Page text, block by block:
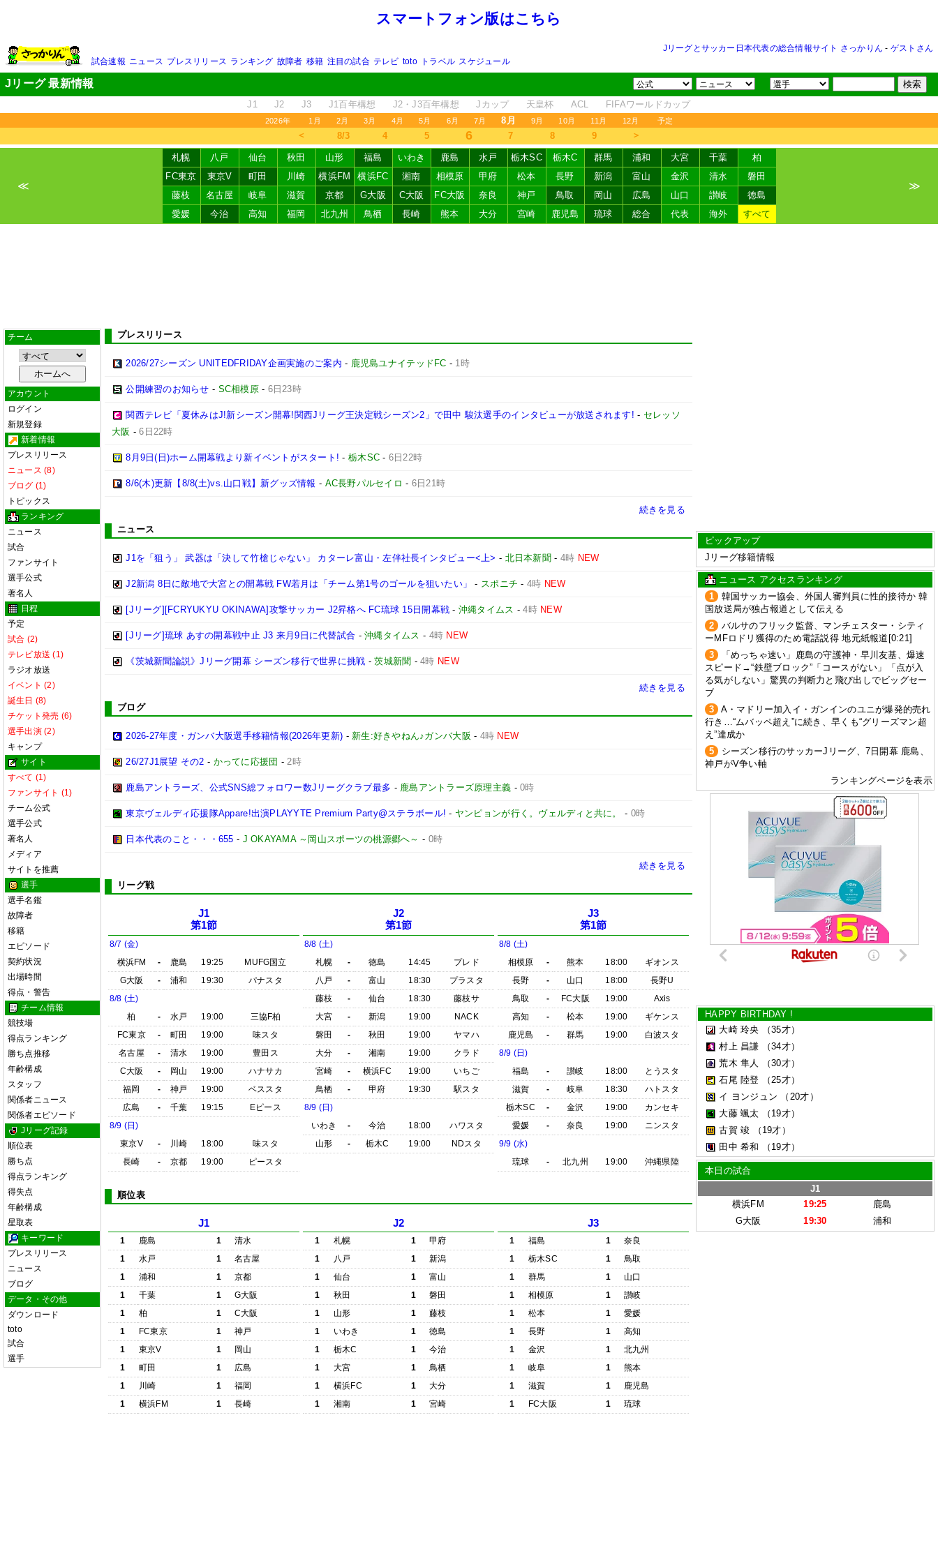
スマートフォン版はこちら
Jリーグとサッカー日本代表の総合情報サイト さっかりん - ゲストさん
試合速報 ニュース プレスリリース ランキング 故障者 移籍 注目の試合 テレビ toto トラベル スケジュール
Jリーグ 最新情報
J1 J2 J3 J1百年構想 J2・J3百年構想 Jカップ 天皇杯 ACL FIFAワールドカップ
2026年 1月 2月 3月 4月 5月 6月 7月 8月 9月 10月 11月 12月 予定
＜ 8/3 4 5 6 7 8 9 ＞
≪
札幌 八戸 仙台 秋田 山形 福島 いわき 鹿島 水戸 栃木SC 栃木C 群馬 浦和 大宮 千葉
柏
FC東京
東京V 町田 川崎 横浜FM 横浜FC 湘南 相模原 甲府 松本 長野 新潟 富山 金沢 清水
磐田
藤枝
名古屋 岐阜 滋賀 京都 G大阪 C大阪 FC大阪 奈良 神戸 鳥取 岡山 広島 山口 讃岐
徳島
愛媛
今治 高知 福岡 北九州 鳥栖 長崎 熊本 大分 宮崎 鹿児島 琉球 総合 代表 海外 すべて
≫
チーム
アカウント
ログイン
新規登録
新着情報
プレスリリース
ニュース (8)
ブログ (1)
トピックス
ランキング
ニュース
試合
ファンサイト
選手公式
著名人
日程
予定
試合 (2)
テレビ放送 (1)
ラジオ放送
イベント (2)
誕生日 (8)
チケット発売 (6)
選手出演 (2)
キャンプ
サイト
すべて (1)
ファンサイト (1)
チーム公式
選手公式
著名人
メディア
サイトを推薦
選手
選手名鑑
故障者
移籍
エピソード
契約状況
出場時間
得点・警告
チーム情報
競技場
得点ランキング
勝ち点推移
年齢構成
スタッフ
関係者ニュース
関係者エピソード
Jリーグ記録
順位表
勝ち点
得点ランキング
得失点
年齢構成
星取表
キーワード
プレスリリース
ニュース
ブログ
データ・その他
ダウンロード
toto
試合
選手
プレスリリース
2026/27シーズン UNITEDFRIDAY企画実施のご案内 - 鹿児島ユナイテッドFC - 1時
公開練習のお知らせ - SC相模原- 6日23時
関西テレビ「夏休みはJ!新シーズン開幕!関西Jリーグ王決定戦シーズン2」で田中 駿汰選手のインタビューが放送されます! - セレッソ
大阪 -6日22時
8月9日(日)ホーム開幕戦より新イベントがスタート! -栃木SC - 6日22時
8/6(木)更新【8/8(土)vs.山口戦】新グッズ情報 - AC長野パルセイロ - 6日21時
続きを見る
ニュース
J1を「狙う」 武器は「決して竹槍じゃない」 カターレ富山・左伴社長インタビュー<上> - 北日本新聞 - 4時 NEW
J2新潟 8日に敵地で大宮との開幕戦 FW若月は「チーム第1号のゴールを狙いたい」 - スポニチ - 4時 NEW
[Jリーグ][FCRYUKYU OKINAWA]攻撃サッカー J2昇格へ FC琉球 15日開幕戦- 沖縄タイムス -4時 NEW
[Jリーグ]琉球 あすの開幕戦中止 J3 来月9日に代替試合 -沖縄タイムス - 4時 NEW
《茨城新聞論説》Jリーグ開幕 シーズン移行で世界に挑戦 -茨城新聞 -4時 NEW
続きを見る
ブログ
2026-27年度・ガンバ大阪選手移籍情報(2026年更新) - 新生:好きやねん♪ガンバ大阪 - 4時 NEW
26/27J1展望 その2 - かってに応援団 -2時
鹿島アントラーズ、公式SNS総フォロワー数Jリーグクラブ最多 - 鹿島アントラーズ原理主義 -0時
東京ヴェルディ応援隊Appare!出演PLAYYTE Premium Party@ステラボール! - ヤンピョンが行く。ヴェルディと共に。 - 0時
日本代表のこと・・・655 - J OKAYAMA ～岡山スポーツの桃源郷へ～ - 0時
続きを見る
リーグ戦
J1
第1節
8/7 (金)
横浜FM
- 鹿島 19:25
MUFG国立
G大阪
- 浦和 19:30
パナスタ
8/8 (土)
柏
- 水戸 19:00
三協F柏
FC東京
- 町田 19:00
味スタ
名古屋
- 清水 19:00
豊田ス
C大阪
- 岡山 19:00
ハナサカ
福岡
- 神戸 19:00
ベススタ
広島
- 千葉 19:15
Eピース
8/9 (日)
東京V
- 川崎 18:00
味スタ
長崎
- 京都 19:00 ピースタ
J2
第1節
8/8 (土)
札幌
- 徳島 14:45
プレド
八戸
- 富山 18:30
プラスタ
藤枝
- 仙台 18:30
藤枝サ
大宮
- 新潟 19:00
NACK
磐田
- 秋田 19:00
ヤマハ
大分
- 湘南 19:00
クラド
宮崎
- 横浜FC 19:00
いちご
鳥栖
- 甲府 19:30
駅スタ
8/9 (日)
いわき
- 今治 18:00
ハワスタ
山形
- 栃木C 19:00 NDスタ
J3
第1節
8/8 (土)
相模原
- 熊本 18:00
ギオンス
長野
- 山口 18:00
長野U
鳥取
- FC大阪 19:00
Axis
高知
- 松本 19:00
ギケンス
鹿児島
- 群馬 19:00
白波スタ
8/9 (日)
福島
- 讃岐 18:00
とうスタ
滋賀
- 岐阜 18:30
ハトスタ
栃木SC
- 金沢 19:00
カンセキ
愛媛
- 奈良 19:00
ニンスタ
9/9 (水)
琉球
- 北九州 19:00 沖縄県陸
順位表
J1
1 鹿島 1
清水
1
水戸 1
名古屋
1
浦和 1
京都
1
千葉 1
G大阪
1
柏 1
C大阪
1
FC東京 1
神戸
1
東京V 1
岡山
1
町田 1
広島
1
川崎 1
福岡
1
横浜FM 1 長崎
J2
1 札幌 1
甲府
1
八戸 1
新潟
1
仙台 1
富山
1
秋田 1
磐田
1
山形 1
藤枝
1
いわき 1
徳島
1
栃木C 1
今治
1
大宮 1
鳥栖
1
横浜FC 1
大分
1
湘南 1 宮崎
J3
1 福島 1
奈良
1
栃木SC 1
鳥取
1
群馬 1
山口
1
相模原 1
讃岐
1
松本 1
愛媛
1
長野 1
高知
1
金沢 1
北九州
1
岐阜 1
熊本
1
滋賀 1
鹿児島
1
FC大阪 1 琉球
ピックアップ
Jリーグ移籍情報
ニュース アクセスランキング
1
韓国サッカー協会、外国人審判員に性的接待か 韓
国放送局が独占報道として伝える
2
バルサのフリック監督、マンチェスター・シティ
ーMFロドリ獲得のため電話説得 地元紙報道[0:21]
3
「めっちゃ速い」鹿島の守護神・早川友基、爆速
スピード→“鉄壁ブロック”「コースがない」「点が入
る気がしない」驚異の判断力と飛び出しでビッグセー
ブ
3
A・マドリー加入イ・ガンインのユニが爆発的売れ
行き…“ムバッペ超え”に続き、早くも“グリーズマン超
え”達成か
5
シーズン移行のサッカーJリーグ、7日開幕 鹿島、
神戸がV争い軸
ランキングページを表示
HAPPY BIRTHDAY !
大崎 玲央
（35才）
村上 昌謙
（34才）
荒木 隼人
（30才）
石尾 陸登
（25才）
イ ヨンジュン
（20才）
大藤 颯太
（19才）
古賀 竣
（19才）
田中 希和
（19才）
本日の試合
J1
横浜FM
19:25
鹿島
G大阪
19:30 浦和